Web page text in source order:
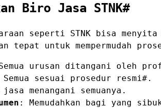
Biro Jasa STNK#
seperti STNK bisa
tepat untuk mempermudah
urusan ditangani oleh
sesuai prosedur resmi#.
menangani semuanya.
: Memudahkan bagi yang